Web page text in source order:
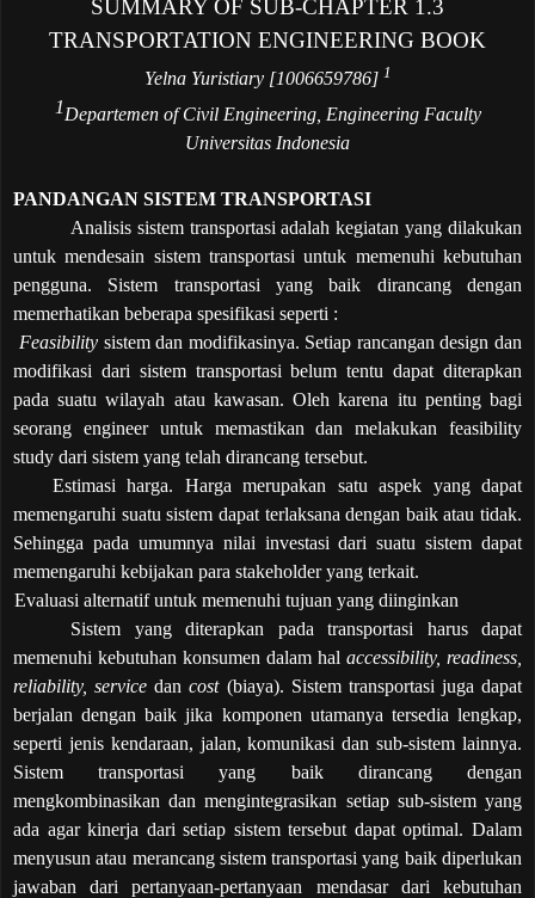
SUMMARY OF SUB-CHAPTER 1.3
TRANSPORTATION ENGINEERING BOOK
Yelna Yuristiary [1006659786] 1
1Departemen of Civil Engineering, Engineering Faculty
Universitas Indonesia
PANDANGAN SISTEM TRANSPORTASI
Analisis sistem transportasi adalah kegiatan yang dilakukan
untuk mendesain sistem transportasi untuk memenuhi kebutuhan
pengguna. Sistem transportasi yang baik dirancang dengan
memerhatikan beberapa spesifikasi seperti :
Feasibility sistem dan modifikasinya. Setiap rancangan design dan
modifikasi dari sistem transportasi belum tentu dapat diterapkan
pada suatu wilayah atau kawasan. Oleh karena itu penting bagi
seorang engineer untuk memastikan dan melakukan feasibility
study dari sistem yang telah dirancang tersebut.
Estimasi harga. Harga merupakan satu aspek yang dapat
memengaruhi suatu sistem dapat terlaksana dengan baik atau tidak.
Sehingga pada umumnya nilai investasi dari suatu sistem dapat
memengaruhi kebijakan para stakeholder yang terkait.
Evaluasi alternatif untuk memenuhi tujuan yang diinginkan
Sistem yang diterapkan pada transportasi harus dapat
memenuhi kebutuhan konsumen dalam hal accessibility, readiness,
reliability, service dancost(biaya). Sistem transportasi juga dapat
berjalan dengan baik jika komponen utamanya tersedia lengkap,
seperti jenis kendaraan, jalan, komunikasi dan sub-sistem lainnya.
Sistem transportasi yang baik dirancang dengan
mengkombinasikan dan mengintegrasikan setiap sub-sistem yang
ada agar kinerja dari setiap sistem tersebut dapat optimal. Dalam
menyusun atau merancang sistem transportasi yang baik diperlukan
jawaban dari pertanyaan-pertanyaan mendasar dari kebutuhan